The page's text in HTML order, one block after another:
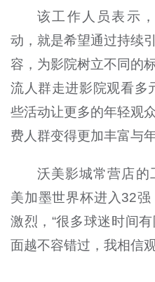
该工作人员表示
动，就是希望通过持续
容，为影院树立不同的
流人群走进影院观看多
些活动让更多的年轻观
费人群变得更加丰富与
沃美影城常营店的
美加墨世界杯进入32
激烈，“很多球迷时间
面越不容错过，我相信